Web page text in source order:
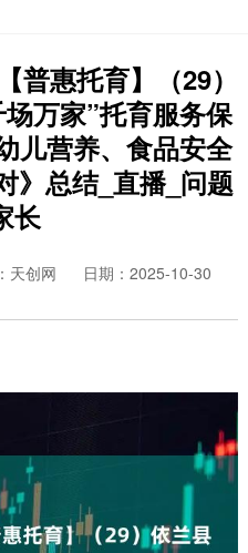
普惠托育】（29）
万家”托育服务保
儿营养、食品安全
》总结_直播_问题
长
天创网
日期：2025-10-30